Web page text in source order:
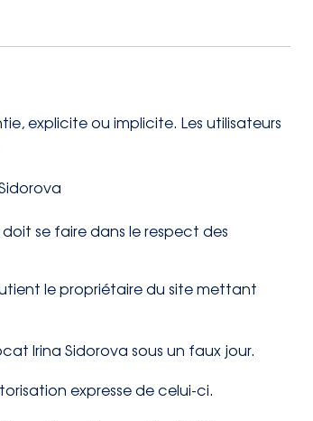
explicite ou implicite. Les utilisateurs
se faire dans le respect des
le propriétaire du site mettant
Irina Sidorova sous un faux jour.
expresse de celui-ci.